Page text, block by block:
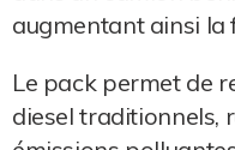
augmentant ainsi
Le pack permet de
diesel traditionnels,